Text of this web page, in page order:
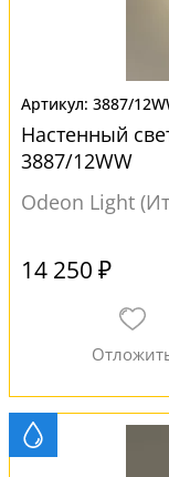
3887/
Настенный
3887/12WW
Odeon Light
14 250 ₽